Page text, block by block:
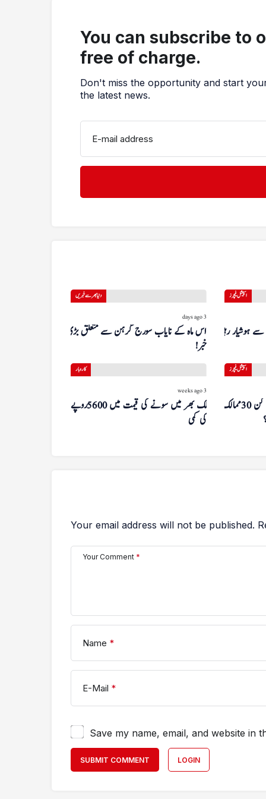
You can subscribe to
free of charge.
Don't miss the opportunity and start
the latest news.
E-mail address
دنیا بھر سے خبریں
3 days ago
اس ماہ کے نایاب سورج گرہن سے متعلق بڑی
خبر!
اسپیشل فیچرز
ہوشیار رہیں
کاروبار
3 weeks ago
ملک بھر میں سونے کی قیمت میں 5600 روپے
کی کمی
اسپیشل فیچرز
کمزور پاسپورٹ کے باوجود پاکستانی کن 30 ممالک
Your email address will not be published.
Your Comment *
Name *
E-Mail *
Save my name, email, and website in
SUBMIT COMMENT LOGIN